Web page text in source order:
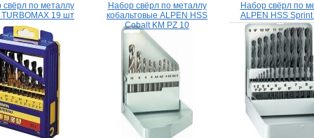
свёрл по металлу
TURBOMAX 19 шт
Набор свёрл по металлу
кобальтовые ALPEN HSS
Cobalt KM PZ 10
Набор свёрл по
ALPEN HSS Sprint